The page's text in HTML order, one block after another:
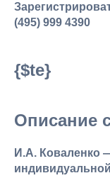
(495) 999 4390
{$te}
Описание
И.А. Коваленко